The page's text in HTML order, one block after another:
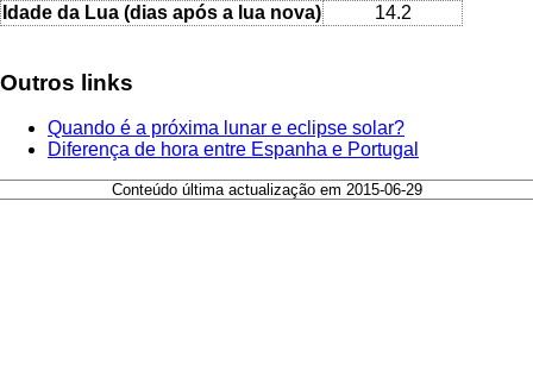
Idade da Lua (dias após a lua nova)
14.2
Outros links
Quando é a próxima lunar e eclipse solar?
Diferença de hora entre Espanha e Portugal
Conteúdo última actualização em 2015-06-29